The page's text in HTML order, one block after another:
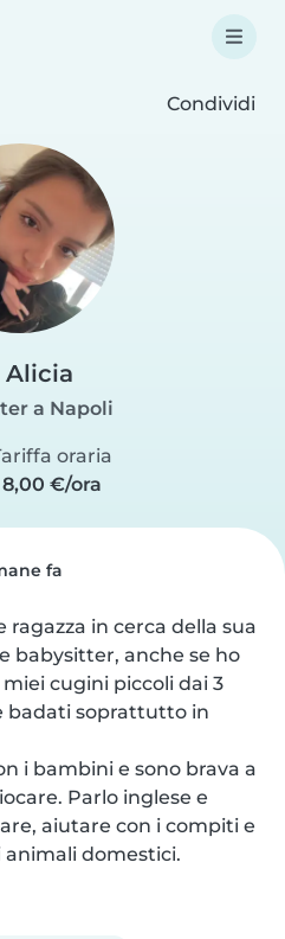
Condividi
Alicia
a Napoli
oraria
8,00 €/ora
fa
ragazza in cerca della sua
babysitter, anche se ho
cugini piccoli dai 3
badati soprattutto in
i bambini e sono brava a
Parlo inglese e
aiutare con i compiti e
animali domestici.